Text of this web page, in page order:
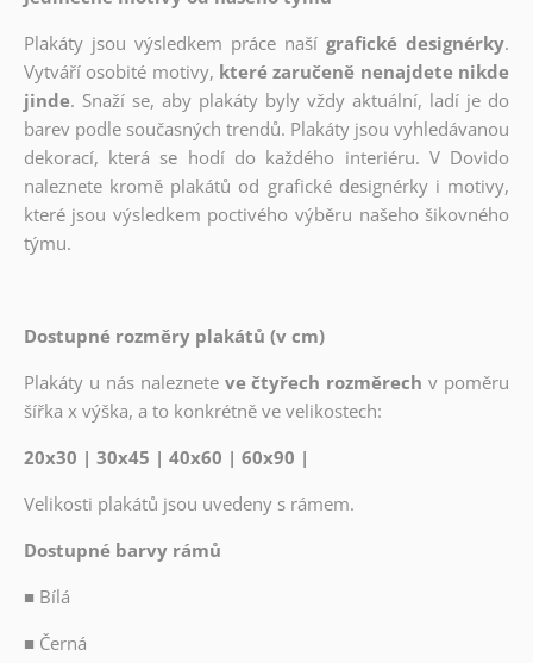
Plakáty jsou výsledkem práce naší grafické designérky.
Vytváří osobité motivy, které zaručeně nenajdete nikde
jinde. Snaží se, aby plakáty byly vždy aktuální, ladí je do
barev podle současných trendů. Plakáty jsou vyhledávanou
dekorací, která se hodí do každého interiéru. V Dovido
naleznete kromě plakátů od grafické designérky i motivy,
které jsou výsledkem poctivého výběru našeho šikovného
týmu.
Dostupné rozměry plakátů (v cm)
Plakáty u nás naleznete ve čtyřech rozměrech v poměru
šířka x výška, a to konkrétně ve velikostech:
20x30 | 30x45 | 40x60 | 60x90 |
Velikosti plakátů jsou uvedeny s rámem.
Dostupné barvy rámů
■ Bílá
■ Černá